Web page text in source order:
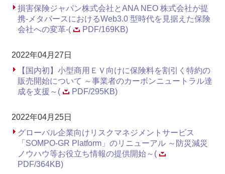
損害保険ジャパン株式会社とANA NEO 株式会社が提
携-メタバースにおけるWeb3.0 型時代を見据えた保険
会社への変革-(
PDF/169KB)
2022年04月27日
【国内初】小型商用ＥＶ向けに保険料を割引く特約の
販売開始について ～事業者のカーボンニュートラル達
成を支援～(
PDF/295KB)
2022年04月25日
グローバル企業向けリスクマネジメントサービス
「SOMPO-GR Platform」のリニューアル ～防災減災
ノウハウ等お役立ち情報の提供開始～(
PDF/364KB)